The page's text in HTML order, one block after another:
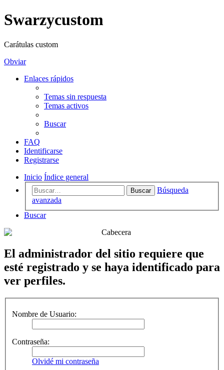
Swarzycustom
Carátulas custom
Obviar
Enlaces rápidos
Temas sin respuesta
Temas activos
Buscar
FAQ
Identificarse
Registrarse
Inicio Índice general
Buscar
Búsqueda
avanzada
Buscar
El administrador del sitio requiere que
esté registrado y se haya identificado para
ver perfiles.
Nombre de Usuario:
Contraseña:
Olvidé mi contraseña